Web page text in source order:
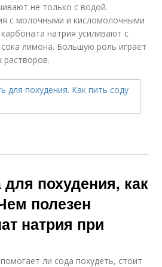
не только с водой.
с молочными и кисломолочными
натрия усиливают с
лимона. Большую роль играет
похудения, как
полезен
натрия при
ли сода похудеть, стоит